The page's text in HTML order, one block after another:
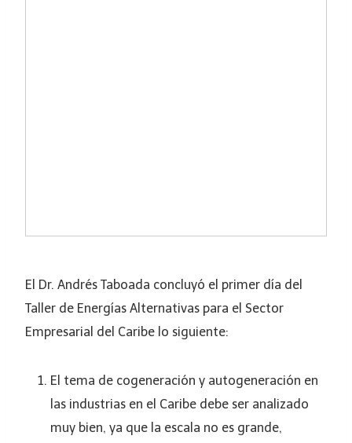
El Dr. Andrés Taboada concluyó el primer día del
Taller de Energías Alternativas para el Sector
Empresarial del Caribe lo siguiente:
El tema de cogeneración y autogeneración en
las industrias en el Caribe debe ser analizado
muy bien, ya que la escala no es grande,